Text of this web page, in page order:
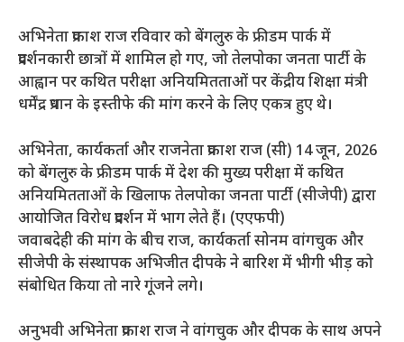
अभिनेता प्रकाश राज रविवार को बेंगलुरु के फ्रीडम पार्क में
प्रदर्शनकारी छात्रों में शामिल हो गए, जो तेलपोका जनता पार्टी के
आह्वान पर कथित परीक्षा अनियमितताओं पर केंद्रीय शिक्षा मंत्री
धर्मेंद्र प्रधान के इस्तीफे की मांग करने के लिए एकत्र हुए थे।
अभिनेता, कार्यकर्ता और राजनेता प्रकाश राज (सी) 14 जून, 2026
को बेंगलुरु के फ्रीडम पार्क में देश की मुख्य परीक्षा में कथित
अनियमितताओं के खिलाफ तेलपोका जनता पार्टी (सीजेपी) द्वारा
आयोजित विरोध प्रदर्शन में भाग लेते हैं। (एएफपी)
जवाबदेही की मांग के बीच राज, कार्यकर्ता सोनम वांगचुक और
सीजेपी के संस्थापक अभिजीत दीपके ने बारिश में भीगी भीड़ को
संबोधित किया तो नारे गूंजने लगे।
अनुभवी अभिनेता प्रकाश राज ने वांगचुक और दीपक के साथ अपने